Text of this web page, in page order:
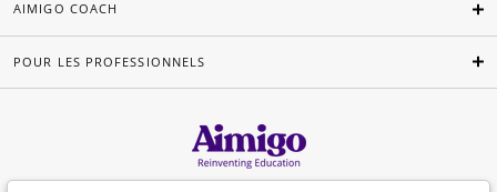
AIMIGO COACH
POUR LES PROFESSIONNELS